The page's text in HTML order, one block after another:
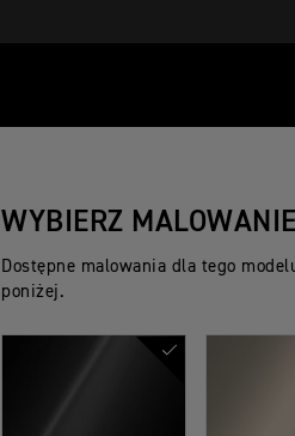
WYBIERZ MALOWANIE
Dostępne malowania dla tego
poniżej.